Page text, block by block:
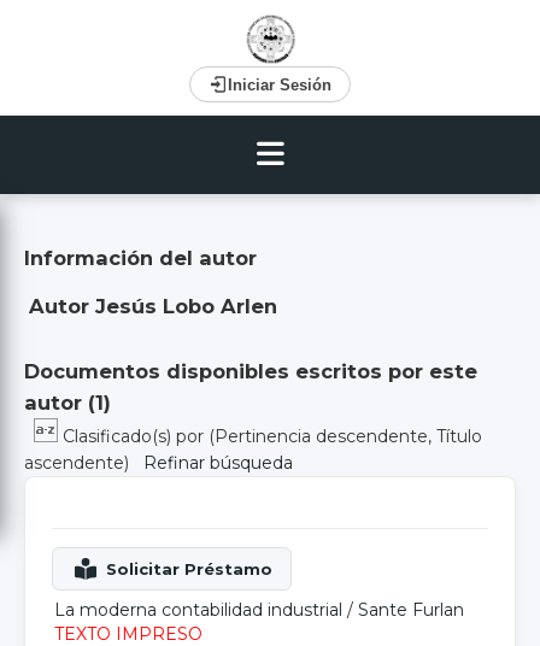
Iniciar Sesión
Información del autor
Autor Jesús Lobo Arlen
Documentos disponibles escritos por este
autor (1)
Clasificado(s) por (Pertinencia descendente, Título
ascendente)
Refinar búsqueda
La moderna contabilidad industrial / Sante Furlan
TEXTO IMPRESO